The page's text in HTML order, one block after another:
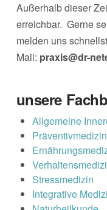
Außerhalb dieser
erreichbar. Gerne
melden uns
Mail: praxis@dr-
unsere
Allgemeine
Präventivmedizin
Stressmedizin
Integrative